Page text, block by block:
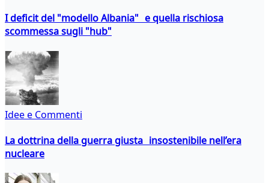
I deficit del "modello Albania" e quella rischiosa
scommessa sugli "hub"
Idee e Commenti
La dottrina della guerra giusta insostenibile nell’era
nucleare